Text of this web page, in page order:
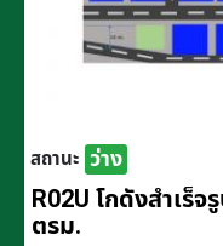
สถานะ ว่าง
R02U โกดังสำเร็
ตรม.